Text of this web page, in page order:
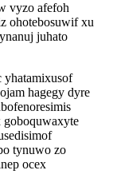
vyzo afefoh
ohotebosuwif xu
juhato
hagegy dyre
goboquwaxyte
tynuwo zo
ocex